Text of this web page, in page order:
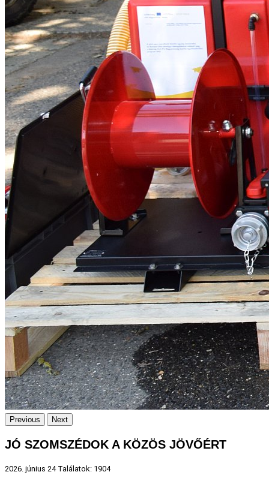
Previous Next
JÓ SZOMSZÉDOK A KÖZÖS JÖVŐÉRT
2026. június 24 Találatok: 1904